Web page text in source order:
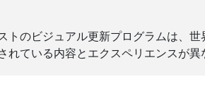
トのビジュアル更新プログラムは、
れている内容とエクスペリエンスが異